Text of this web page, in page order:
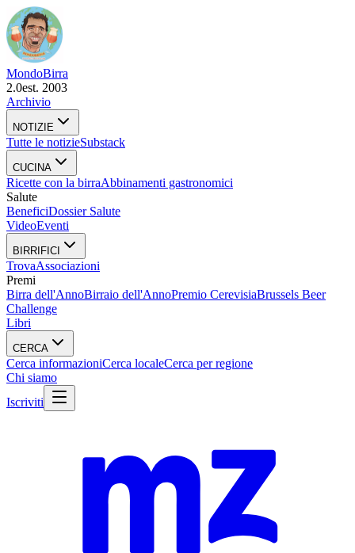
MondoBirra
2.0est. 2003
Archivio
NOTIZIE
Tutte le notizieSubstack
CUCINA
Ricette con la birraAbbinamenti gastronomici
Salute
BeneficiDossier Salute
VideoEventi
BIRRIFICI
TrovaAssociazioni
Premi
Birra dell'AnnoBirraio dell'AnnoPremio CerevisiaBrussels Beer
Challenge
Libri
CERCA
Cerca informazioniCerca localeCerca per regione
Chi siamo
Iscriviti